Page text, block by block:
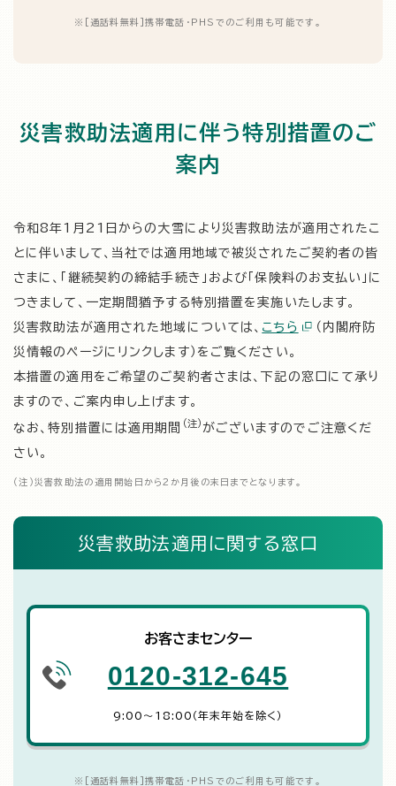
※ [通話料無料]携帯電話・PHSでのご利用も可能です。
災害救助法適用に伴う特別措置のご
案内
令和8年1月21日からの大雪により災害救助法が適用されたこ
とに伴いまして、当社では適用地域で被災されたご契約者の皆
さまに、「継続契約の締結手続き」および「保険料のお支払い」に
つきまして、一定期間猶予する特別措置を実施いたします。
災害救助法が適用された地域については、 こちら
（内閣府防
災情報のページにリンクします）をご覧ください。
本措置の適用をご希望のご契約者さまは、下記の窓口にて承り
ますので、ご案内申し上げます。
なお、特別措置には適用期間 （注） がございますのでご注意くだ
さい。
（注） 災害救助法の適用開始日から2か月後の末日までとなります。
災害救助法適用に関する窓口
お客さまセンター
0120-312-645
9:00～18:00（年末年始を除く）
※ [通話料無料]携帯電話・PHSでのご利用も可能です。